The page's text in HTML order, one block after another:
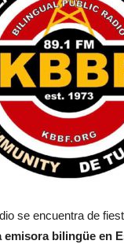
se encuentra de
emisora bilingüe en